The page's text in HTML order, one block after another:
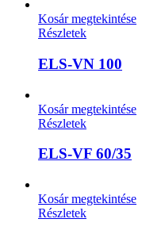
Kosár megtekintése
Részletek
ELS-VN 100
Kosár megtekintése
Részletek
ELS-VF 60/35
Kosár megtekintése
Részletek